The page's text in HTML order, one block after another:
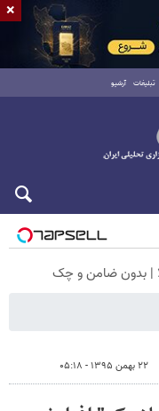
تبلیغات آرشیو
۲۲ بهمن ۱۳۹۵ - ۰۵:۱۸
×